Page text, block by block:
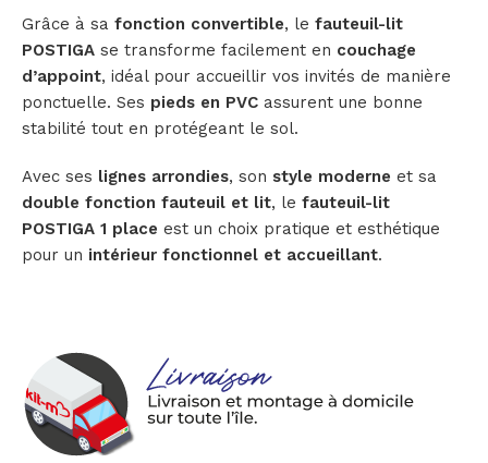
Grâce à sa fonction convertible, le fauteuil-lit
POSTIGA se transforme facilement en couchage
d’appoint, idéal pour accueillir vos invités de manière
ponctuelle. Ses pieds en PVC assurent une bonne
stabilité tout en protégeant le sol.
Avec ses lignes arrondies, son style moderne et sa
double fonction fauteuil et lit, le fauteuil-lit
POSTIGA 1 place est un choix pratique et esthétique
pour un intérieur fonctionnel et accueillant.